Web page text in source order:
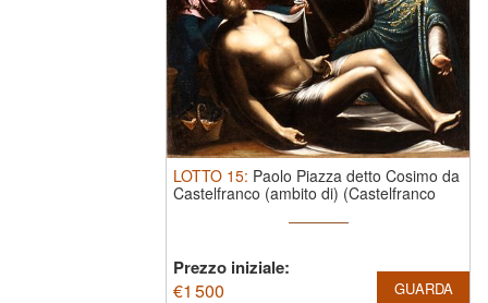
LOTTO 15: Paolo Piazza detto Cosimo da
Castelfranco (ambito di) (Castelfranco
Prezzo iniziale:
€1 500 GUARDA